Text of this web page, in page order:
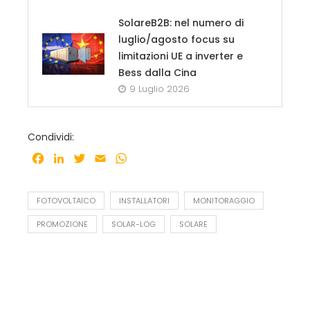
SolareB2B: nel numero di
luglio/agosto focus su
limitazioni UE a inverter e
Bess dalla Cina
9 Luglio 2026
Condividi:
Facebook
LinkedInTwitter
Email
FOTOVOLTAICO INSTALLATORI MONITORAGGIO
PROMOZIONE SOLAR-LOG SOLARE